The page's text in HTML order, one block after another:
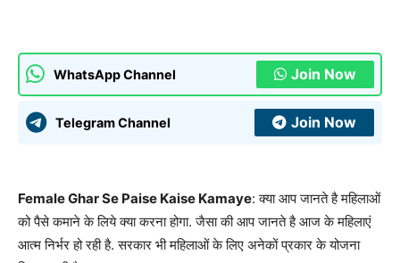
WhatsApp Channel Join Now
Telegram Channel Join Now
Female Ghar Se Paise Kaise Kamaye: क्या आप जानते है महिलाओं
को पैसे कमाने के लिये क्या करना होगा. जैसा की आप जानते है आज के महिलाएं
आत्म निर्भर हो रही है. सरकार भी महिलाओं के लिए अनेकों प्रकार के योजना